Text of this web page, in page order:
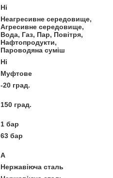
Ні
Неагресивне середовище,
Агресивне середовище,
Вода, Газ, Пар, Повітря,
Нафтопродукти,
Пароводяна суміш
Ні
Муфтове
-20 град.
150 град.
1 бар
63 бар
А
Нержавіюча сталь